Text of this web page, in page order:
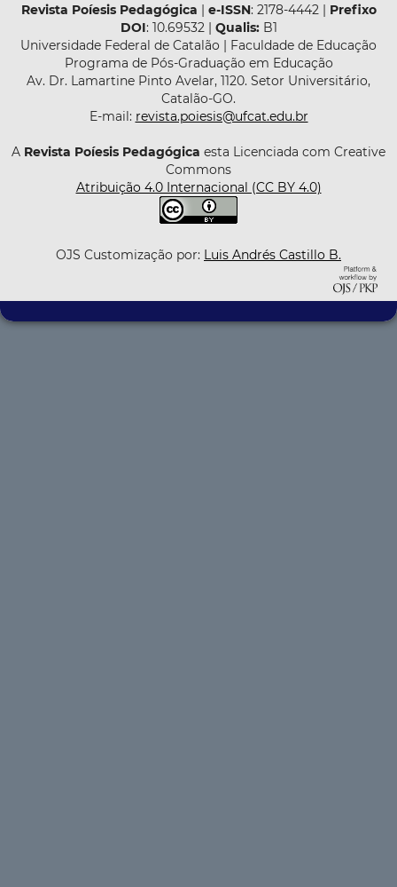
Revista Poíesis Pedagógica | e-ISSN: 2178-4442 | Prefixo
DOI: 10.69532 | Qualis:B1
Universidade Federal de Catalão | Faculdade de Educação
Programa de Pós-Graduação em Educação
Av. Dr. Lamartine Pinto Avelar, 1120. Setor Universitário,
Catalão-GO.
E-mail: revista.poiesis@ufcat.edu.br
A Revista Poíesis Pedagógica esta Licenciada com Creative
Commons
Atribuição 4.0 Internacional (CC BY 4.0)
OJS Customização por: Luis Andrés Castillo B.